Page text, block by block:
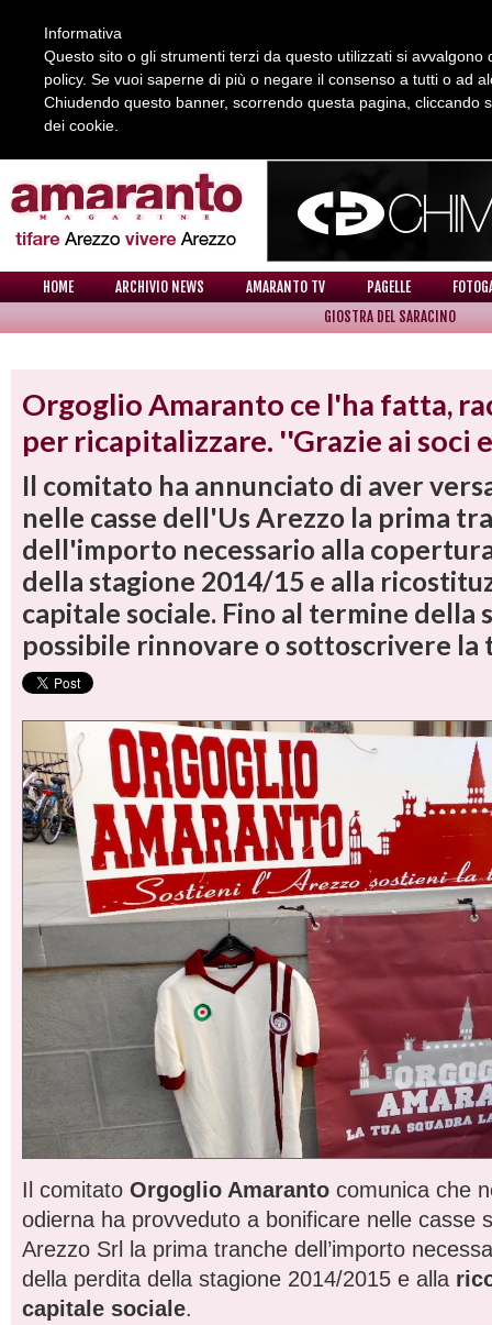
REDAZIONE COLLABORA CON NOI
HOME ARCHIVIO NEWS AMARANTO TV PAGELLE
GIOSTRA DEL SARACINO
Orgoglio Amaranto ce l'ha fatta,
per ricapitalizzare. ''Grazie ai soci
Il comitato ha annunciato di aver
nelle casse dell'Us Arezzo la prima
dell'importo necessario alla
della stagione 2014/15 e alla
capitale sociale. Fino al termine della
possibile rinnovare o sottoscrivere la
Il comitato Orgoglio Amaranto comunica che
odierna ha provveduto a bonificare nelle casse
Arezzo Srl la prima tranche dell’importo
della perdita della stagione 2014/2015 e alla
capitale sociale.
Informativa
Questo sito o gli strumenti terzi da questo utilizzati si
policy. Se vuoi saperne di più o negare il consenso a tutti o ad
Chiudendo questo banner, scorrendo questa pagina, cliccando
dei cookie.